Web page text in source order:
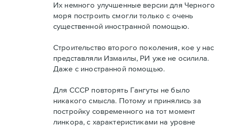
Их немного улучшенные версии для Черного
моря построить смогли только с очень
существенной иностранной помощью.
Строительство второго поколения, кое у нас
представляли Измаилы, РИ уже не осилила.
Даже с иностранной помощью.
Для СССР повторять Гангуты не было
никакого смысла. Потому и принялись за
постройку современного на тот момент
линкора, с характеристиками на уровне